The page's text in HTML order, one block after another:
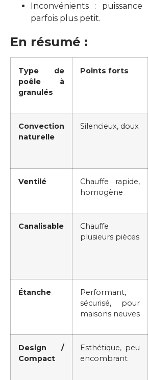
Inconvénients : puissance
parfois plus petit.
En résumé :
Type de
poêle à
granulés
Points forts
Convection
naturelle
Silencieux, doux
Ventilé
Chauffe rapide,
homogène
Canalisable
Chauffe
plusieurs pièces
Étanche
Performant,
sécurisé, pour
maisons neuves
Design /
Compact
Esthétique, peu
encombrant